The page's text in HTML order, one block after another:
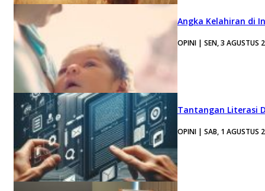
Angka Kelahiran di
OPINI | SEN, 3 AGUSTUS
Tantangan Literasi
OPINI | SAB, 1 AGUSTUS